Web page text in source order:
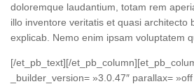
doloremque laudantium, totam rem
illo inventore veritatis et quasi architecto
explicab. Nemo enim ipsam voluptatem
[/et_pb_text][/
_builder_version= »3.0.47″ parallax=